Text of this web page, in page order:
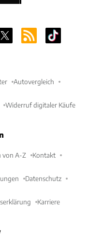
Autovergleich
Widerruf digitaler Käufe
von A-Z Kontakt
Datenschutz
Karriere